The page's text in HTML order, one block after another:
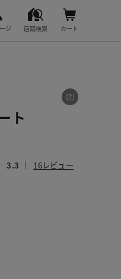
ジ 店舗検索
fitfit
カート
ト
3.3 16レビュー